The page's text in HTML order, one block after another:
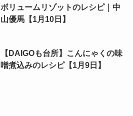
ボリュームリゾットのレシピ｜中
山優馬【1月10日】
【DAIGOも台所】こんにゃくの味
噌煮込みのレシピ【1月9日】